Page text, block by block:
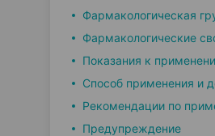
Фармакологическая
Фармакологические
Показания к
Способ применения и
Рекомендации по
Предупреждение